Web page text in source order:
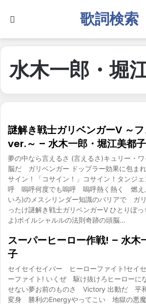
歌詞検索
水木一郎・堀
謎解き戦士ガリベンガーV ～
ver.～ – 水木一郎・堀江美都子
夢の中なら言えるさ (言えるさ)キュリー・
脳だ ガリベンガー ドップラー効果に包まれ
サイン！「コサイン！」コサイン！タンジ
呼 嗚呼何度でも嗚呼 嗚呼熱く熱く 燃え
いろ)のメスシリンダー知識のバリアで ガ
ったけ謎解き戦士ガリベンガーV ひとりぼ
よ)ボイルシャルルの法則奇跡の頭脳…
スーパーヒーロー作戦! – 水木
子
セイセイセイバー ヒーローファイト!セイ
ーファイト! いくぜ 駆け抜けろヒーローに
せない夢お前のものさ Victory 出動だ 平
変身 勝利のEnergyやってこい 地獄の悪魔